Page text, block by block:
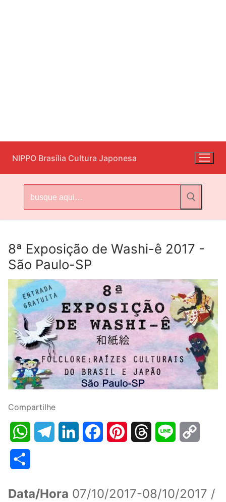
para
o
conteúdo
NIPPO Brasília Cultura Japonesa
por:
8ª Exposição de Washi-ê 2017 -
São Paulo-SP
Compartilhe
WhatsAppTelegramLinkedInFacebookPinterestThreads Line
Data/Hora 07/10/2017-08/10/2017 /